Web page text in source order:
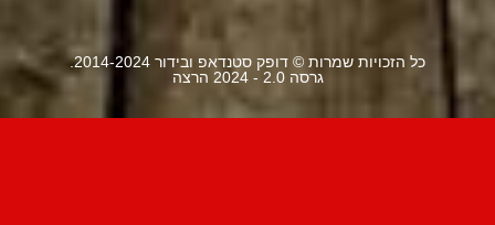
כל הזכויות שמרות © דופק סטנדאפ ובידור 2014-2024.
גרסה 2.0 - 2024 הרצה